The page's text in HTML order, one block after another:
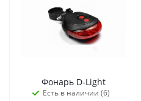
Фонарь D-Light
Есть в наличии (6)